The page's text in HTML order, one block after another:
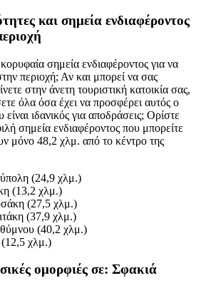
και σημεία ενδιαφέροντος
σημεία ενδιαφέροντος για να
περιοχή; Αν και μπορεί να σας
στην άνετη τουριστική κατοικία σας,
όλα όσα έχει να προσφέρει αυτός ο
ιδανικός για αποδράσεις; Ορίστε
σημεία ενδιαφέροντος που μπορείτε
μόνο 48,2 χλμ. από το κέντρο της
(24,9 χλμ.)
(13,2 χλμ.)
(27,5 χλμ.)
(37,9 χλμ.)
(40,2 χλμ.)
χλμ.)
ομορφιές σε: Σφακιά